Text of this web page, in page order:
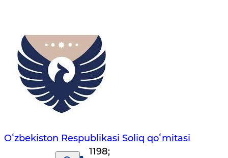
Oʻzbekiston Respublikasi Soliq qoʻmitasi
1198;